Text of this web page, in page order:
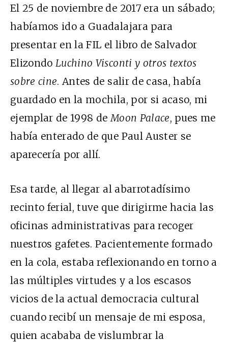
El 25 de noviembre de 2017 era un sábado;
habíamos ido a Guadalajara para
presentar en la FIL el libro de Salvador
Elizondo Luchino Visconti y otros textos
sobre cine. Antes de salir de casa, había
guardado en la mochila, por si acaso, mi
ejemplar de 1998 de Moon Palace, pues me
había enterado de que Paul Auster se
aparecería por allí.
Esa tarde, al llegar al abarrotadísimo
recinto ferial, tuve que dirigirme hacia las
oficinas administrativas para recoger
nuestros gafetes. Pacientemente formado
en la cola, estaba reflexionando en torno a
las múltiples virtudes y a los escasos
vicios de la actual democracia cultural
cuando recibí un mensaje de mi esposa,
quien acababa de vislumbrar la